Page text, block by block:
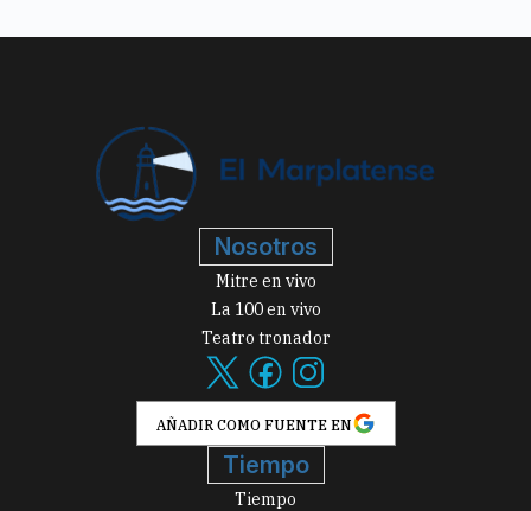
Nosotros
Mitre en vivo
La 100 en vivo
Teatro tronador
AÑADIR COMO FUENTE EN
Tiempo
Tiempo